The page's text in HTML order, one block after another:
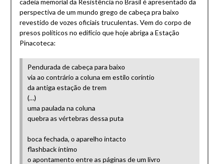
perspectiva de um mundo grego de cabeça pra baixo
revestido de vozes oficiais truculentas. Vem do corpo de
presos políticos no edifício que hoje abriga a Estação
Pinacoteca:
Pendurada de cabeça para baixo
via ao contrário a coluna em estilo coríntio
da antiga estação de trem
(…)
uma paulada na coluna
quebra as vértebras dessa puta
boca fechada, o aparelho intacto
flashback íntimo
o apontamento entre as páginas de um livro